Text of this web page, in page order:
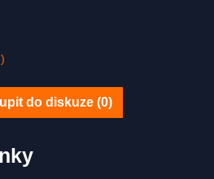
do diskuze (0)